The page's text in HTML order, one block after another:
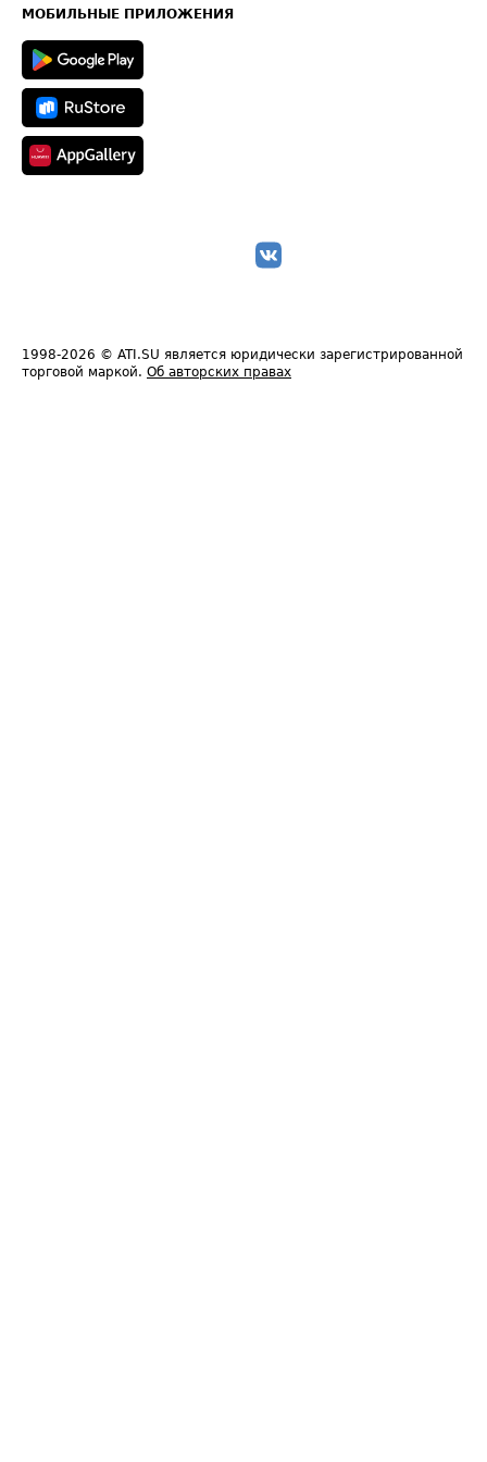
Техническая информация
МОБИЛЬНЫЕ ПРИЛОЖЕНИЯ
1998-2026 © ATI.SU является юридически зарегистрированной
торговой маркой. Об авторских правах